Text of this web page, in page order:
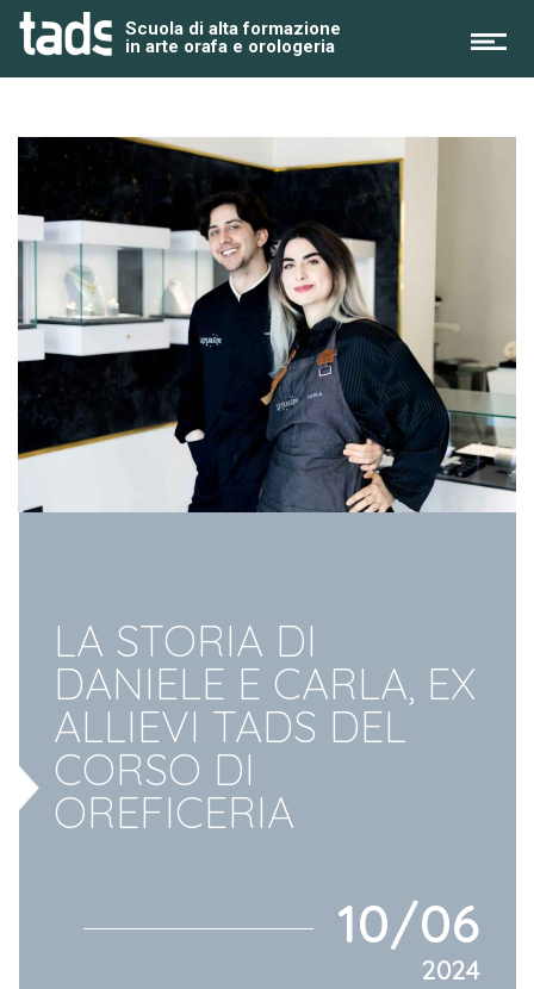
Skip
Scuola di alta formazione
in arte orafa e orologeria
LA STORIA DI
DANIELE E CARLA, EX
ALLIEVI TADS DEL
CORSO DI
OREFICERIA
10/06
2024